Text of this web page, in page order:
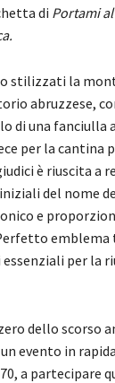
di Portami
stilizzati la
abruzzese,
di una fanciulla
per la cantina
è riuscita a
del nome
e
emblema
per la
dello scorso
evento in
a partecipare